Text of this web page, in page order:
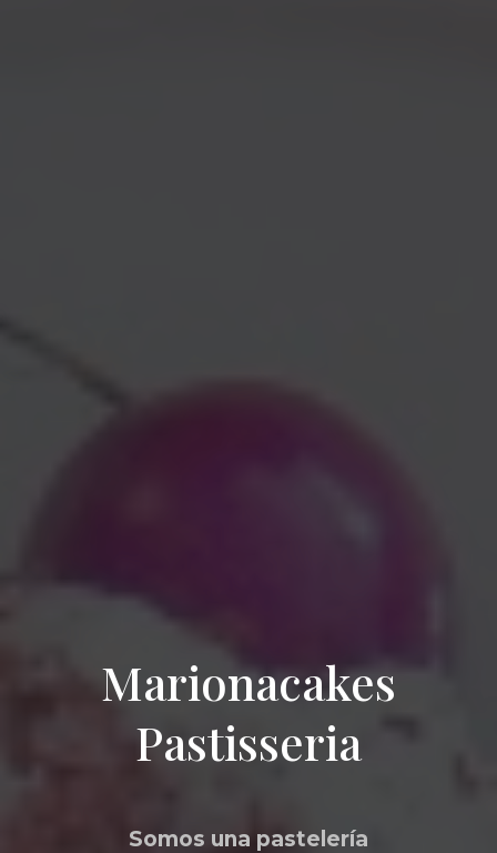
Marionacakes
Pastisseria
Somos una pastelería